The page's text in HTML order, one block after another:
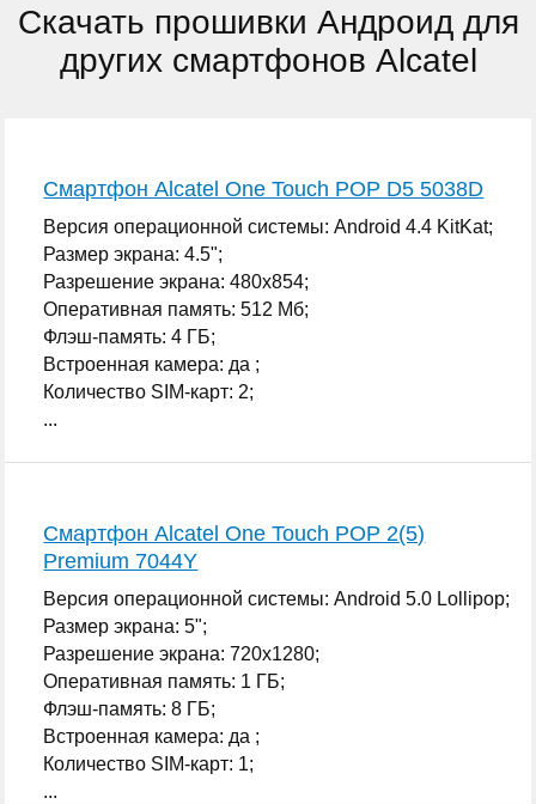
Скачать прошивки Андроид для
других смартфонов Alcatel
Смартфон Alcatel One Touch POP D5 5038D
Версия операционной системы: Android 4.4 KitKat;
Размер экрана: 4.5";
Разрешение экрана: 480x854;
Оперативная память: 512 Мб;
Флэш-память: 4 ГБ;
Встроенная камера: да ;
Количество SIM-карт: 2;
...
Смартфон Alcatel One Touch POP 2(5)
Premium 7044Y
Версия операционной системы: Android 5.0 Lollipop;
Размер экрана: 5";
Разрешение экрана: 720x1280;
Оперативная память: 1 ГБ;
Флэш-память: 8 ГБ;
Встроенная камера: да ;
Количество SIM-карт: 1;
...